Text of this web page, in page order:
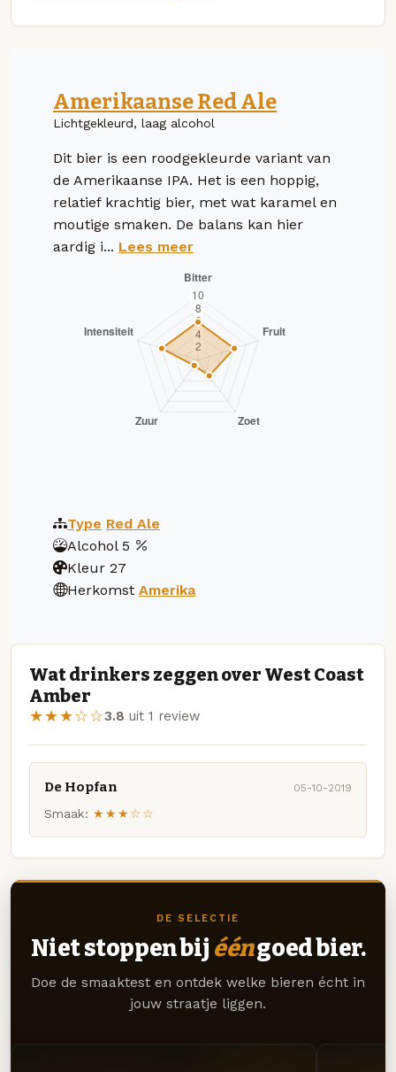
Amerikaanse Red Ale
Lichtgekleurd, laag alcohol
Dit bier is een roodgekleurde variant van
de Amerikaanse IPA. Het is een hoppig,
relatief krachtig bier, met wat karamel en
moutige smaken. De balans kan hier
aardig i... Lees meer
Type Red Ale
Alcohol 5
Kleur 27
Herkomst Amerika
Wat drinkers zeggen over West Coast
Amber
★★★☆☆3.8 uit 1 review
De Hopfan 05-10-2019
Smaak: ★★★☆☆
DE SELECTIE
Niet stoppen bij ééngoed bier.
Doe de smaaktest en ontdek welke bieren écht in
jouw straatje liggen.